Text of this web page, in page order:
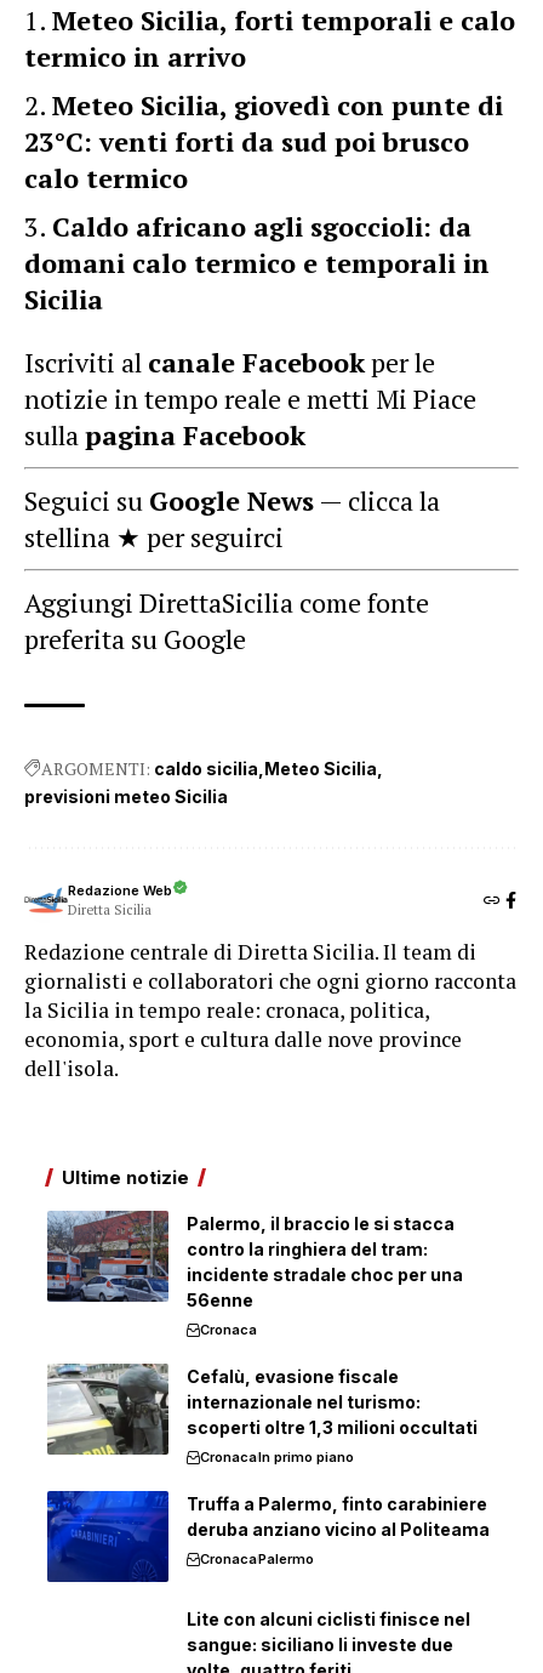
Meteo Sicilia, forti temporali e calo
termico in arrivo
Meteo Sicilia, giovedì con punte di
23°C: venti forti da sud poi brusco
calo termico
Caldo africano agli sgoccioli: da
domani calo termico e temporali in
Sicilia
Iscriviti al canale Facebookper le
notizie in tempo reale e metti Mi Piace
sullapagina Facebook
Seguici su Google News — clicca la
stellina ★ per seguirci
Aggiungi DirettaSicilia come fonte
preferita su Google
ARGOMENTI: caldo sicilia Meteo Sicilia
previsioni meteo Sicilia
Redazione Web
Diretta Sicilia
Redazione centrale di Diretta Sicilia. Il team di
giornalisti e collaboratori che ogni giorno racconta
la Sicilia in tempo reale: cronaca, politica,
economia, sport e cultura dalle nove province
dell'isola.
Ultime notizie
Palermo, il braccio le si stacca
contro la ringhiera del tram:
incidente stradale choc per una
56enne
Cronaca
Cefalù, evasione fiscale
internazionale nel turismo:
scoperti oltre 1,3 milioni occultati
CronacaIn primo piano
Truffa a Palermo, finto carabiniere
deruba anziano vicino al Politeama
CronacaPalermo
Lite con alcuni ciclisti finisce nel
sangue: siciliano li investe due